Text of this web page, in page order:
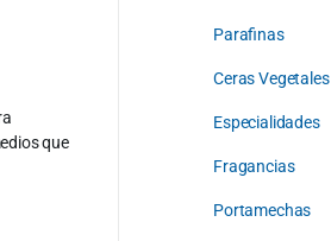
que
Parafinas
Ceras Vegetales
Especialidades
Fragancias
Portamechas